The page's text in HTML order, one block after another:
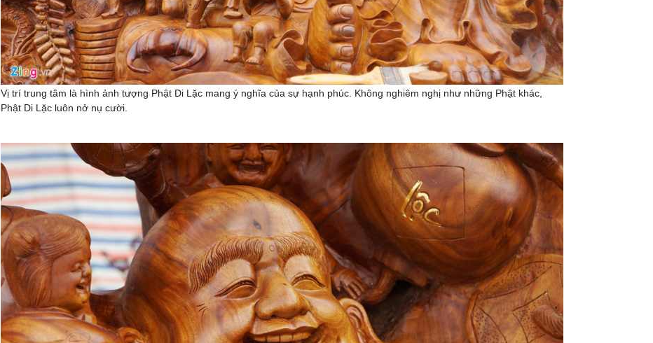
Vị trí trung tâm là hình ảnh tượng Phật Di Lặc mang ý nghĩa của sự hạnh phúc. Không nghiêm nghị như những Phật khác,
Phật Di Lặc luôn nở nụ cười.